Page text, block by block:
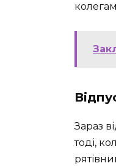
Зараз
тоді,